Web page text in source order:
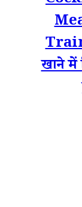
खाने में